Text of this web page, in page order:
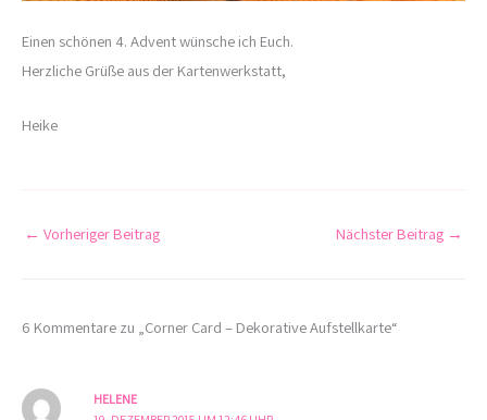
Einen schönen 4. Advent wünsche ich Euch.
Herzliche Grüße aus der Kartenwerkstatt,
Heike
← Vorheriger Beitrag Nächster Beitrag →
6 Kommentare zu „Corner Card – Dekorative Aufstellkarte“
HELENE